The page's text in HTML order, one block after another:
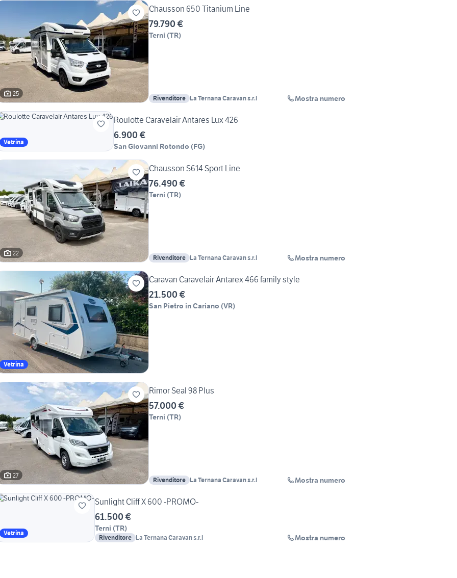
25
Chausson 650 Titanium Line
79.790 €
Terni (TR)
Rivenditore La Ternana Caravan s.r.l Mostra numero
Vetrina
Roulotte Caravelair Antares Lux 426
6.900 €
San Giovanni Rotondo (FG)
22
Chausson S614 Sport Line
76.490 €
Terni (TR)
Rivenditore La Ternana Caravan s.r.l Mostra numero
Vetrina
Caravan Caravelair Antarex 466 family style
21.500 €
San Pietro in Cariano (VR)
27
Rimor Seal 98 Plus
57.000 €
Terni (TR)
Rivenditore La Ternana Caravan s.r.l Mostra numero
Vetrina
Sunlight Cliff X 600 -PROMO-
61.500 €
Terni (TR)
Rivenditore La Ternana Caravan s.r.l Mostra numero